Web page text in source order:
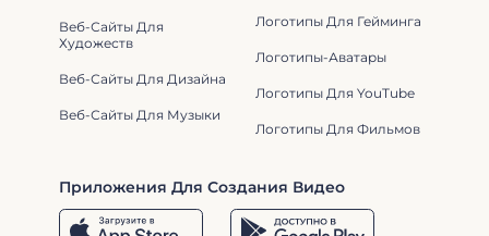
Логотипы Для Гейминга
Логотипы-Аватары
Логотипы Для YouTube
Логотипы Для Фильмов
Приложения Для Создания Видео
Веб-Сайты Для
Художеств
Веб-Сайты Для Дизайна
Веб-Сайты Для Музыки